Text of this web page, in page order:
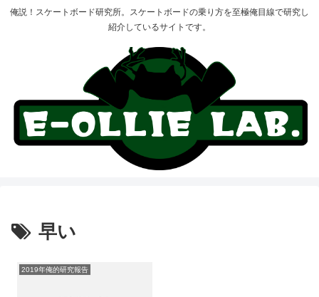
俺説！スケートボード研究所。スケートボードの乗り方を至極俺目線で研究し
紹介しているサイトです。
早い
2019年俺的研究報告